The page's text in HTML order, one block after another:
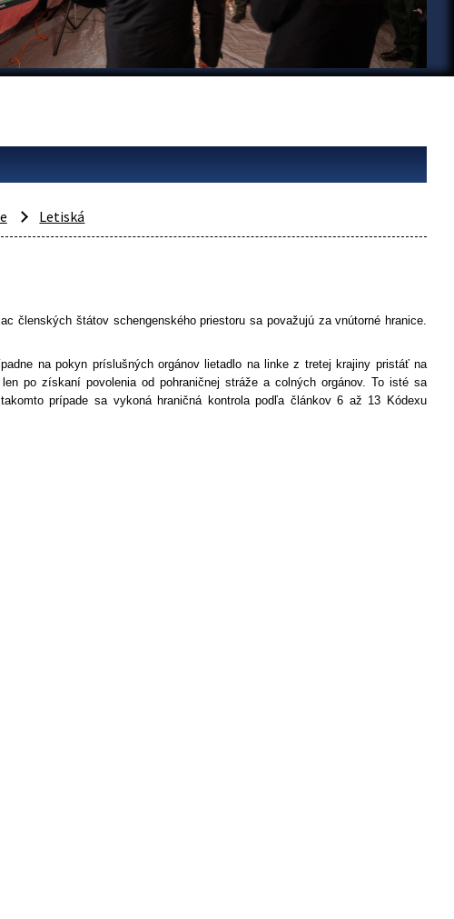
Letiská
členských štátov schengenského priestoru sa považujú za vnútorné hranice.
na pokyn príslušných orgánov lietadlo na linke z tretej krajiny pristáť na
po získaní povolenia od pohraničnej stráže a colných orgánov. To isté sa
prípade sa vykoná hraničná kontrola podľa článkov 6 až 13 Kódexu